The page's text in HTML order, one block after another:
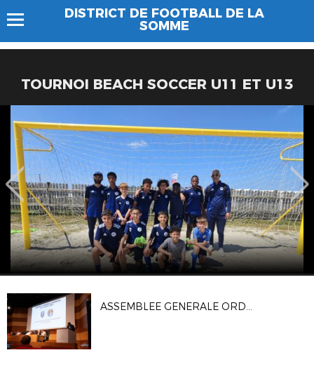
DISTRICT DE FOOTBALL DE LA
SOMME
TOURNOI BEACH SOCCER U11 ET U13
ASSEMBLEE GENERALE ORDINAIRE DU DSF (04/10)